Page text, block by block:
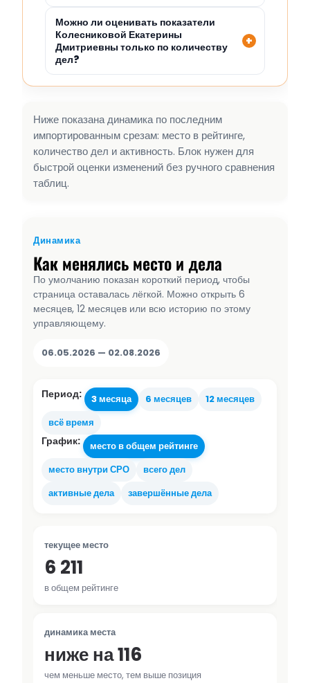
Можно ли оценивать показатели
Колесниковой Екатерины
Дмитриевны только по количеству
дел?
Ниже показана динамика по последним
импортированным срезам: место в рейтинге,
количество дел и активность. Блок нужен для
быстрой оценки изменений без ручного сравнения
таблиц.
Динамика
Как менялись место и дела
По умолчанию показан короткий период, чтобы
страница оставалась лёгкой. Можно открыть 6
месяцев, 12 месяцев или всю историю по этому
управляющему.
06.05.2026 — 02.08.2026
Период: 3 месяца 6 месяцев
12 месяцев
всё время
График:
место в общем рейтинге
место внутри СРО
всего дел
активные дела
завершённые дела
текущее место
6 211
в общем рейтинге
динамика места
ниже на 116
чем меньше место, тем выше позиция